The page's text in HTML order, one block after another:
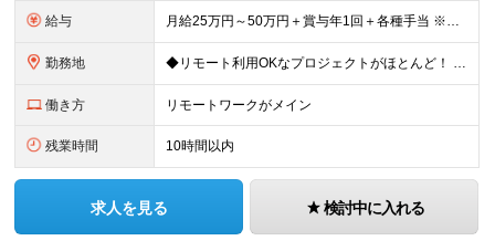
給与 月給25万円～50万円＋賞与年1回＋各種手当 ※経験・能力などを考慮の上、決定いたします ※月給には固定残業代（月1万5691円/9時間分）を含みます ┗超過分は別途支給 ┗残業が0時間の場合も全額
勤務地 ◆リモート利用OKなプロジェクトがほとんど！ ◆フルリモート（完全在宅）OKなプロジェクトも！ ◆週休3日の案件もあり！ ☆★全国で採用中★☆ 本社（東京都港区）または 全国47都道府県の プロジェ
働き方 リモートワークがメイン
残業時間 10時間以内
求人を見る 検討中に入れる